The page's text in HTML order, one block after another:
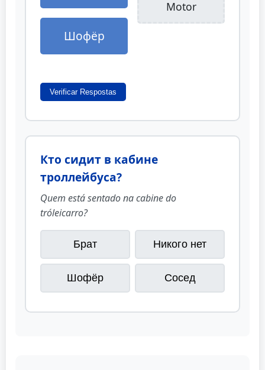
Шофёр
Motor
Verificar Respostas
Кто сидит в кабине
троллейбуса?
Quem está sentado na cabine do
tróleicarro?
Брат Никого нет
Шофёр Сосед